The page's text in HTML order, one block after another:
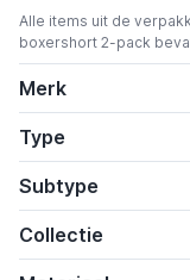
Alle items uit de
boxershort 2-pack
Merk
Type
Subtype
Collectie